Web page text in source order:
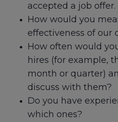
accepted a job offer.
How would you
effectiveness of our
How often would
hires (for example,
month or quarter)
discuss with them?
Do you have
which ones?